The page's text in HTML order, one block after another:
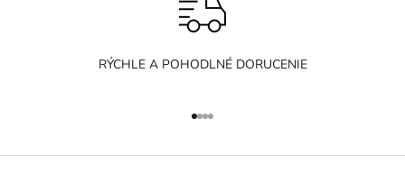
RÝCHLE A POHODLNÉ DORUCENIE
Prejsť na položku 1
Prejsť na položku 2
Prejsť na položku 3
Prejsť na položku 4